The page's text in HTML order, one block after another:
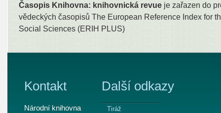
Časopis Knihovna: knihovnická revue je zařazen do
vědeckých časopisů The European Reference Index for
Social Sciences (ERIH PLUS)
Kontakt
Národní knihovna
Další odkazy
Tiráž